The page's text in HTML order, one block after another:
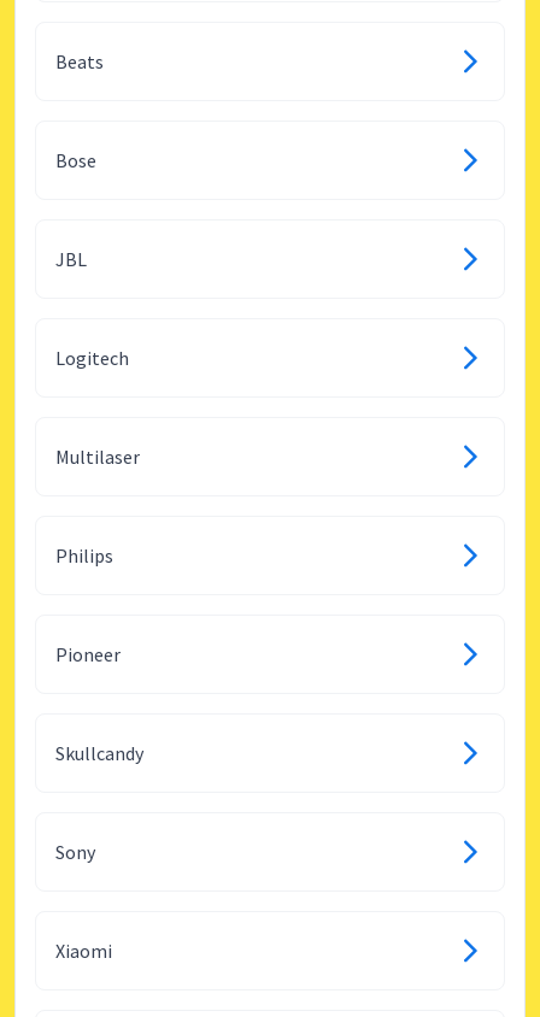
Beats
Bose
JBL
Logitech
Multilaser
Philips
Pioneer
Skullcandy
Sony
Xiaomi